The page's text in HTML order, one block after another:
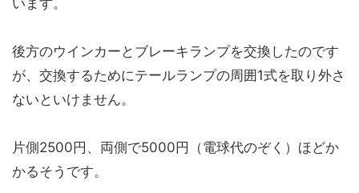
後方のウインカーとブレーキランプを交換したのです
が、交換するためにテールランプの周囲1式を取り外さ
ないといけません。
片側2500円、両側で5000円（電球代のぞく）ほどか
かるそうです。